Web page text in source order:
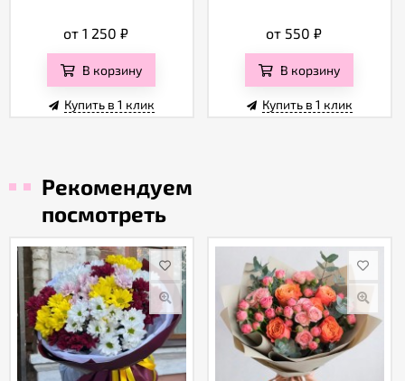
от 1 250₽
В корзину
Купить в 1 клик
от 550₽
В корзину
Купить в 1 клик
Рекомендуем
посмотреть